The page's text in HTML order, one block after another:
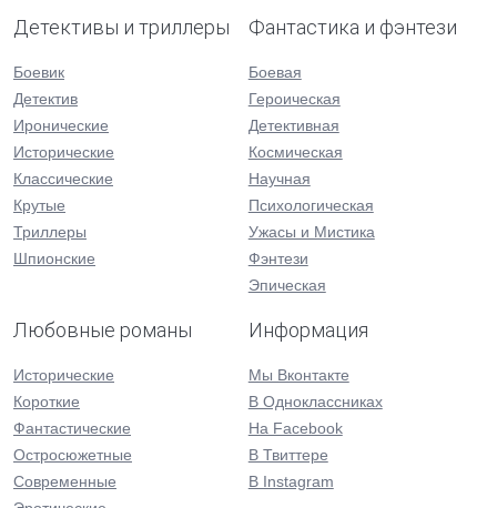
Детективы и триллеры
Боевик
Детектив
Иронические
Исторические
Классические
Крутые
Триллеры
Шпионские
Фантастика и фэнтези
Боевая
Героическая
Детективная
Космическая
Научная
Психологическая
Ужасы и Мистика
Фэнтези
Эпическая
Любовные романы
Исторические
Короткие
Фантастические
Остросюжетные
Современные
Информация
Мы Вконтакте
В Одноклассниках
На Facebook
В Твиттере
В Instagram